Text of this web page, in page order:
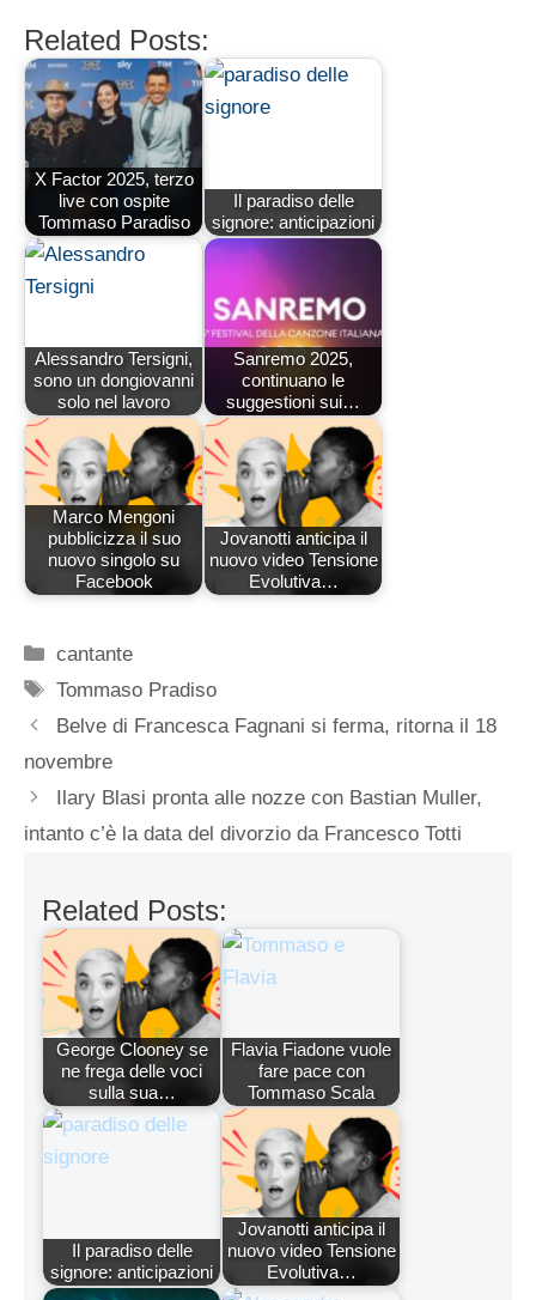
Related Posts:
X Factor 2025, terzo
live con ospite
Tommaso Paradiso
Il paradiso delle
signore: anticipazioni
Alessandro Tersigni,
sono un dongiovanni
solo nel lavoro
Sanremo 2025,
continuano le
suggestioni sui…
Marco Mengoni
pubblicizza il suo
nuovo singolo su
Facebook
Jovanotti anticipa il
nuovo video Tensione
Evolutiva…
Categorie
cantante
Tag
Tommaso Pradiso
Belve di Francesca Fagnani si ferma, ritorna il 18
novembre
Ilary Blasi pronta alle nozze con Bastian Muller,
intanto c’è la data del divorzio da Francesco Totti
Related Posts:
George Clooney se
ne frega delle voci
sulla sua…
Flavia Fiadone vuole
fare pace con
Tommaso Scala
Il paradiso delle
signore: anticipazioni
Jovanotti anticipa il
nuovo video Tensione
Evolutiva…